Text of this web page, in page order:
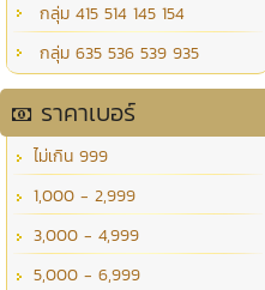
กลุ่ม 415 514 145 154
กลุ่ม 635 536 539 935
ราคาเบอร์
ไม่เกิน 999
1,000 - 2,999
3,000 - 4,999
5,000 - 6,999